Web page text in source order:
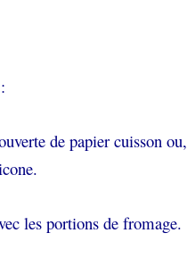
de papier cuisson ou,
les portions de fromage.